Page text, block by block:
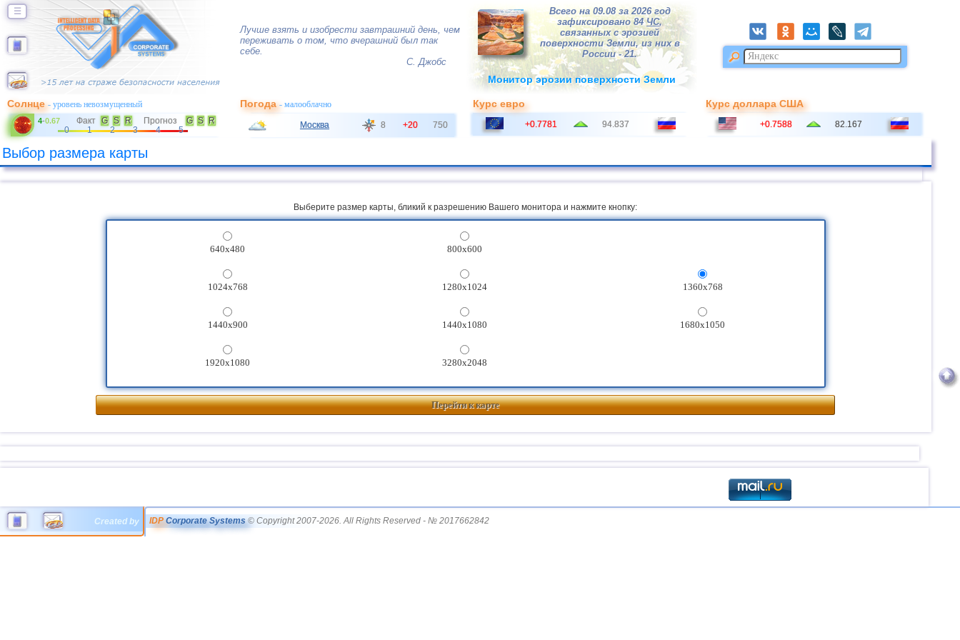
☰
Лучше взять и изобрести завтрашний день, чем
переживать о том, что вчерашний был так
себе.
С. Джобс
Всего на 09.08 за 2026 год
зафиксировано 84ЧС,
связанных с эрозией
поверхности Земли, из них в
России - 21.
Монитор эрозии поверхности Земли
Солнце- уровень невозмущенный
4-0.67 Факт G S R Прогноз G S
R
0
1 2 3 4 5
Погода- малооблачно
Москва 8 +20 750
Курс евро
+0.7781 94.837
Курс доллара США
+0.7588 82.167
Выбор размера карты
Выберите размер карты, бликий к разрешению Вашего монитора и нажмите кнопку:
640x480 800x600
1024x768 1280x1024 1360x768
1440x900 1440x1080 1680x1050
1920x1080 3280x2048
Перейти к карте
Created by IDP Corporate Systems © Copyright 2007-2026. All Rights Reserved - № 2017662842